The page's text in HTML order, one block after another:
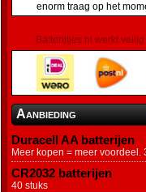
enorm traag op het
Batterijtjes.nl werkt veilig
Aanbieding
Duracell AA batterijen
Meer kopen = meer voordeel.
CR2032 batterijen
40 stuks